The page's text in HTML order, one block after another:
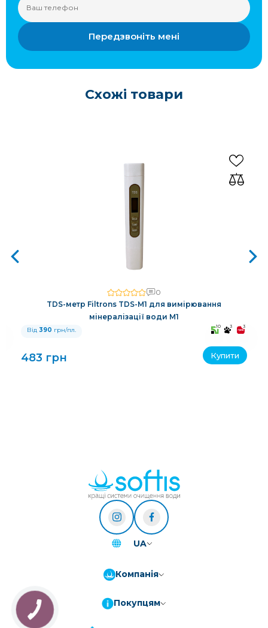
Передзвоніть мені
Схожі товари
0
TDS-метр Filtrons TDS-M1 для вимірювання
мінералізації води M1
Від 390 грн/пл. 10 3 3
483 грн Купити
UA
Компанія
Покупцям